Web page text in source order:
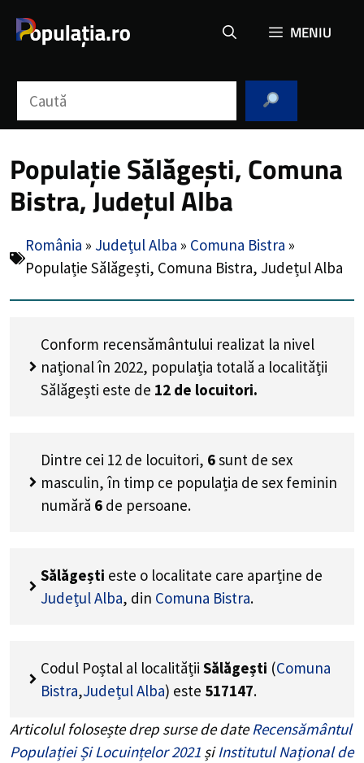
MENIU
Populație Sălăgești, Comuna
Bistra, Județul Alba
România » Județul Alba » Comuna Bistra »
Populație Sălăgești, Comuna Bistra, Județul Alba
Conform recensământului realizat la nivel
național în 2022, populația totală a localității
Sălăgești este de 12 de locuitori.
Dintre cei 12 de locuitori, 6sunt de sex
masculin, în timp ce populația de sex feminin
numără 6 de persoane.
Sălăgești este o localitate care aparține de
Județul Alba, din Comuna Bistra.
Codul Poștal al localității Sălăgești (Comuna
Bistra,Județul Alba) este 517147.
Articolul folosește drep surse de dateRecensământul
Populației Și Locuințelor 2021 șiInstitutul Național de